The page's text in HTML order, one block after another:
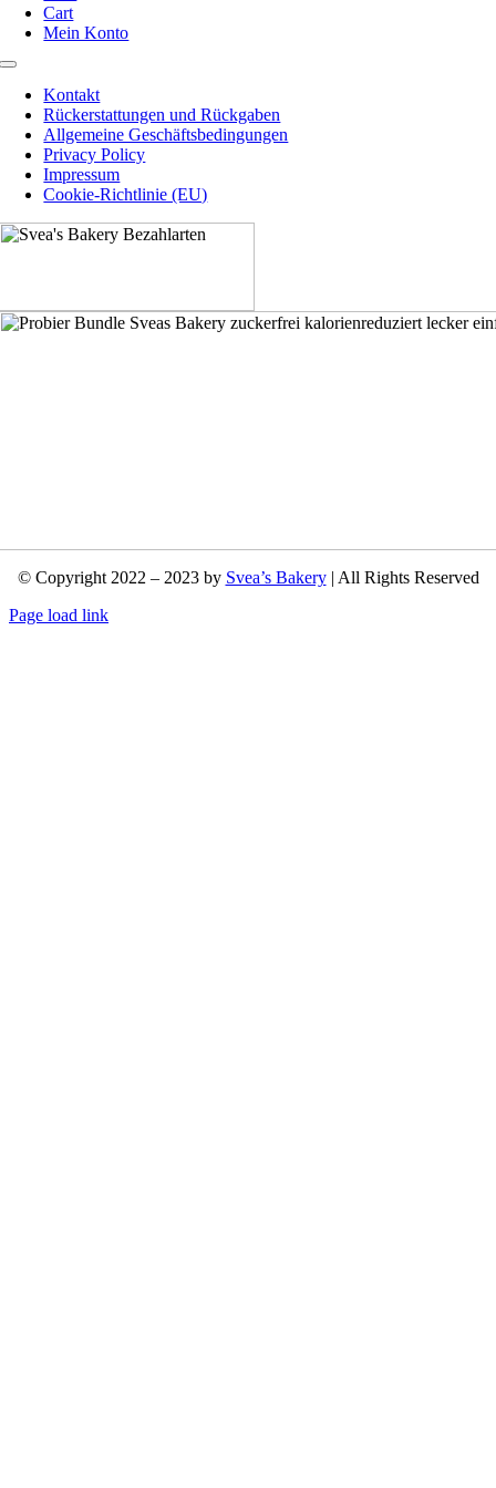
Cart
Mein Konto
Toggle
Navigation
Kontakt
Rückerstattungen und Rückgaben
Allgemeine Geschäftsbedingungen
Privacy Policy
Impressum
Cookie-Richtlinie (EU)
© Copyright 2022 – 2023 by Svea’s Bakery| All Rights Reserved
Page load link